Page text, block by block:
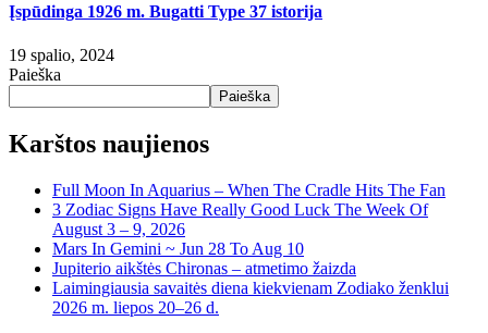
Įspūdinga 1926 m. Bugatti Type 37 istorija
19 spalio, 2024
Paieška
Paieška
Karštos naujienos
Full Moon In Aquarius – When The Cradle Hits The Fan
3 Zodiac Signs Have Really Good Luck The Week Of
August 3 – 9, 2026
Mars In Gemini ~ Jun 28 To Aug 10
Jupiterio aikštės Chironas – atmetimo žaizda
Laimingiausia savaitės diena kiekvienam Zodiako ženklui
2026 m. liepos 20–26 d.